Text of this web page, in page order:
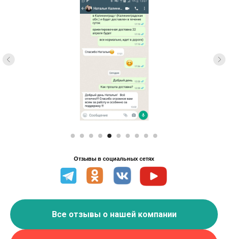
Отзывы в социальных сетях
Все отзывы о нашей компании